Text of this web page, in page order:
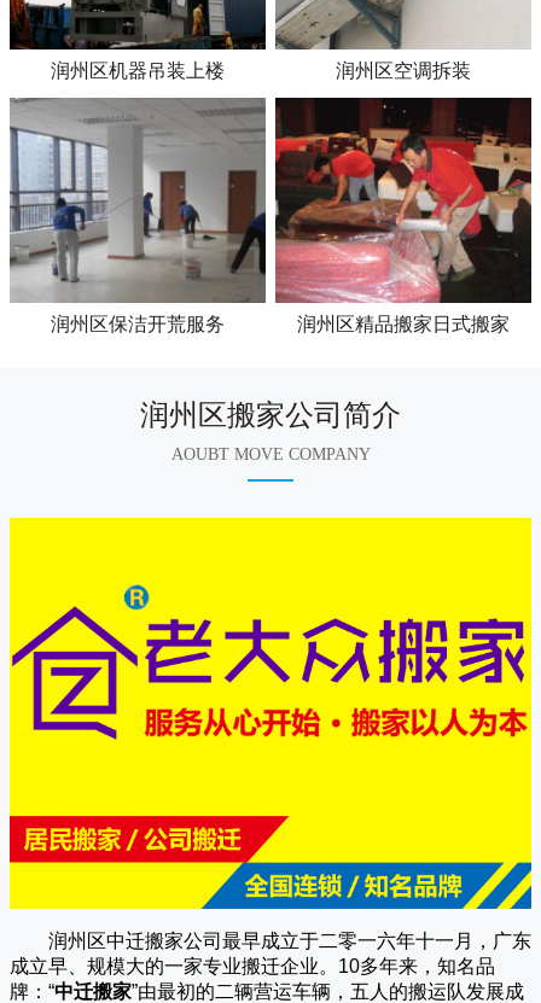
润州区机器吊装上楼 润州区空调拆装
润州区保洁开荒服务 润州区精品搬家日式搬家
润州区搬家公司简介
AOUBT MOVE COMPANY
润州区中迁搬家公司 最早成立于二零一六年十一月，广东
成立早、规模大的一家专业搬迁企业。10多年来，知名品
牌：“中迁搬家”由最初的二辆营运车辆，五人的搬运队发展成